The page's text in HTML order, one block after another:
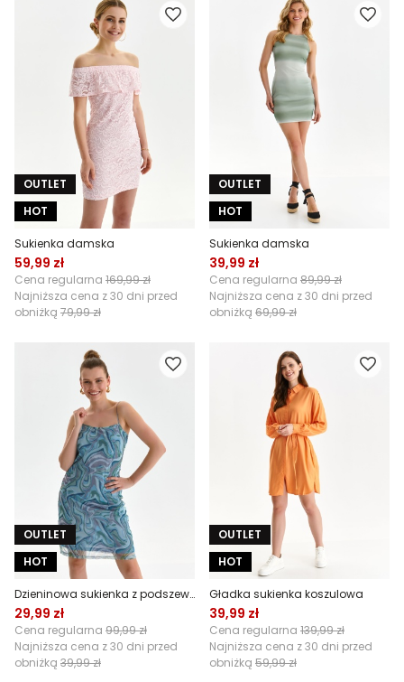
OUTLET
HOT
Sukienka damska
59,99 zł
Cena regularna 169,99 zł
Najniższa cena z 30 dni przed
obniżką 79,99 zł
OUTLET
HOT
Sukienka damska
39,99 zł
Cena regularna 89,99 zł
Najniższa cena z 30 dni przed
obniżką 69,99 zł
OUTLET
HOT
Dzieninowa sukienka z podszewką
29,99 zł
Cena regularna 99,99 zł
Najniższa cena z 30 dni przed
obniżką 39,99 zł
OUTLET
HOT
Gładka sukienka koszulowa
39,99 zł
Cena regularna 139,99 zł
Najniższa cena z 30 dni przed
obniżką 59,99 zł